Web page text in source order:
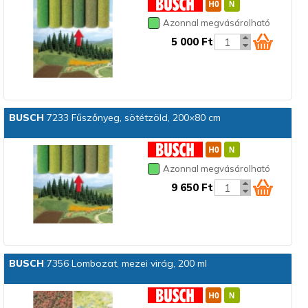
Azonnal megvásárolható
5 000 Ft
BUSCH 7233 Fűszőnyeg, sötétzöld, 200×80 cm
Azonnal megvásárolható
9 650 Ft
BUSCH 7356 Lombozat, mezei virág, 200 ml